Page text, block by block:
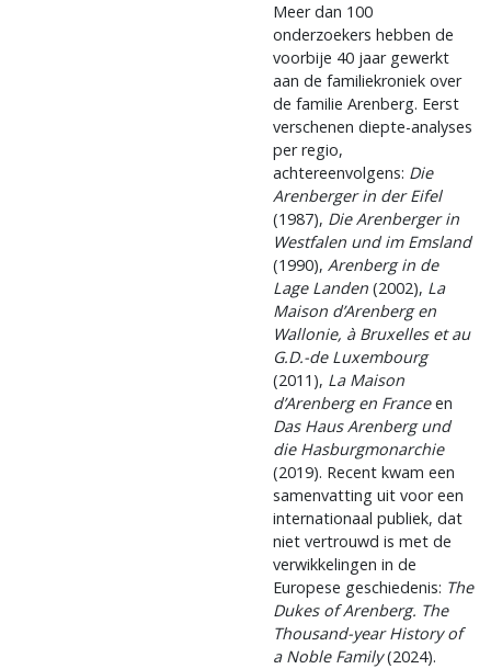
Meer dan 100
onderzoekers hebben de
voorbije 40 jaar gewerkt
aan de familiekroniek over
de familie Arenberg. Eerst
verschenen diepte-analyses
per regio,
achtereenvolgens: Die
Arenberger in der Eifel
(1987), Die Arenberger in
Westfalen und im Emsland
(1990), Arenberg in de
Lage Landen (2002), La
Maison d’Arenberg en
Wallonie, à Bruxelles et au
G.D.-de Luxembourg
(2011), La Maison
d’Arenberg en Franceen
Das Haus Arenberg und
die Hasburgmonarchie
(2019). Recent kwam een
samenvatting uit voor een
internationaal publiek, dat
niet vertrouwd is met de
verwikkelingen in de
Europese geschiedenis: The
Dukes of Arenberg. The
Thousand-year History of
a Noble Family(2024).